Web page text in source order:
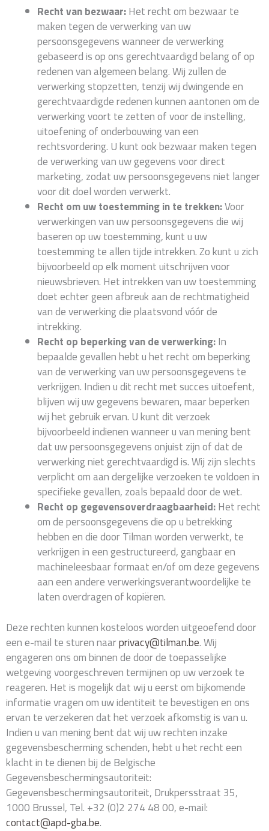
Recht van bezwaar:Het recht om bezwaar te
maken tegen de verwerking van uw
persoonsgegevens wanneer de verwerking
gebaseerd is op ons gerechtvaardigd belang of op
redenen van algemeen belang. Wij zullen de
verwerking stopzetten, tenzij wij dwingende en
gerechtvaardigde redenen kunnen aantonen om de
verwerking voort te zetten of voor de instelling,
uitoefening of onderbouwing van een
rechtsvordering. U kunt ook bezwaar maken tegen
de verwerking van uw gegevens voor direct
marketing, zodat uw persoonsgegevens niet langer
voor dit doel worden verwerkt.
Recht om uw toestemming in te trekken:Voor
verwerkingen van uw persoonsgegevens die wij
baseren op uw toestemming, kunt u uw
toestemming te allen tijde intrekken. Zo kunt u zich
bijvoorbeeld op elk moment uitschrijven voor
nieuwsbrieven. Het intrekken van uw toestemming
doet echter geen afbreuk aan de rechtmatigheid
van de verwerking die plaatsvond vóór de
intrekking.
Recht op beperking van de verwerking:In
bepaalde gevallen hebt u het recht om beperking
van de verwerking van uw persoonsgegevens te
verkrijgen. Indien u dit recht met succes uitoefent,
blijven wij uw gegevens bewaren, maar beperken
wij het gebruik ervan. U kunt dit verzoek
bijvoorbeeld indienen wanneer u van mening bent
dat uw persoonsgegevens onjuist zijn of dat de
verwerking niet gerechtvaardigd is. Wij zijn slechts
verplicht om aan dergelijke verzoeken te voldoen in
specifieke gevallen, zoals bepaald door de wet.
Recht op gegevensoverdraagbaarheid:Het recht
om de persoonsgegevens die op u betrekking
hebben en die door Tilman worden verwerkt, te
verkrijgen in een gestructureerd, gangbaar en
machineleesbaar formaat en/of om deze gegevens
aan een andere verwerkingsverantwoordelijke te
laten overdragen of kopiëren.
Deze rechten kunnen kosteloos worden uitgeoefend door
een e-mail te sturen naarprivacy@tilman.be. Wij
engageren ons om binnen de door de toepasselijke
wetgeving voorgeschreven termijnen op uw verzoek te
reageren. Het is mogelijk dat wij u eerst om bijkomende
informatie vragen om uw identiteit te bevestigen en ons
ervan te verzekeren dat het verzoek afkomstig is van u.
Indien u van mening bent dat wij uw rechten inzake
gegevensbescherming schenden, hebt u het recht een
klacht in te dienen bij de Belgische
Gegevensbeschermingsautoriteit:
Gegevensbeschermingsautoriteit, Drukpersstraat 35,
1000 Brussel, Tel. +32 (0)2 274 48 00, e-mail:
contact@apd-gba.be.